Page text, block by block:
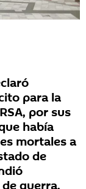
para la
por sus
había
mortales a
de